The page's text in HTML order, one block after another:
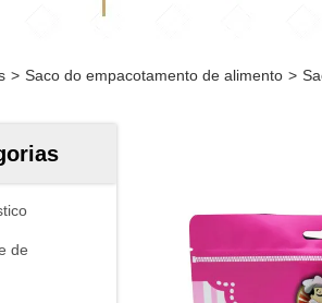
> Saco do empacotamento de alimento >
de